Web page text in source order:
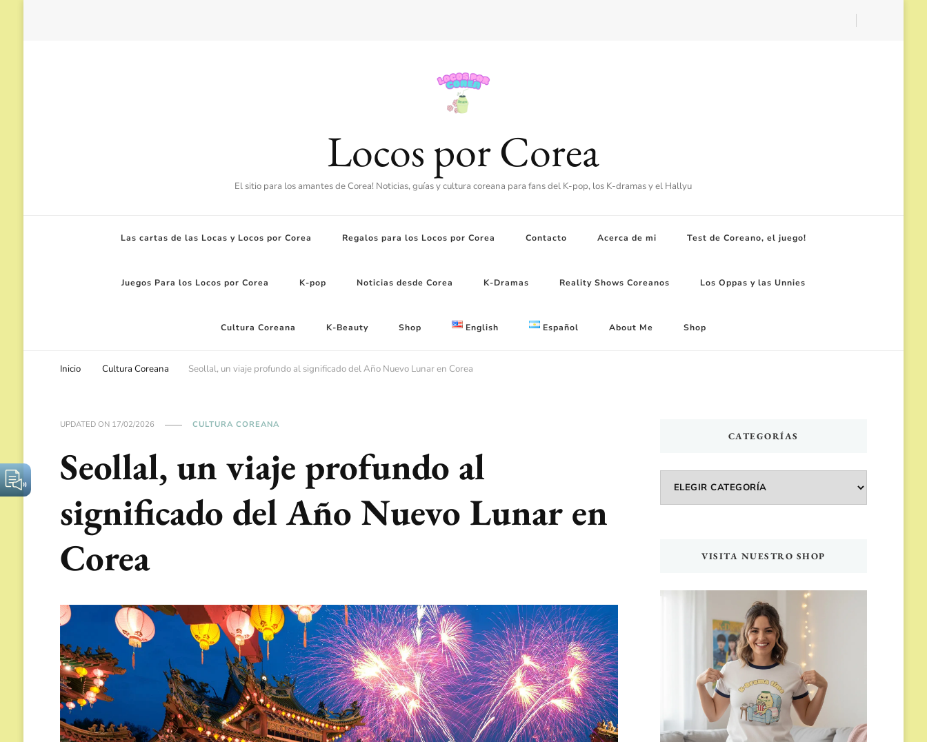
Locos por Corea
El sitio para los amantes de Corea! Noticias, guías y cultura coreana para fans del K-pop, los K-dramas y el Hallyu
Las cartas de las Locas y Locos por Corea Regalos para los Locos por Corea Contacto Acerca de mi Test de Coreano, el juego!
Juegos Para los Locos por Corea K-pop Noticias desde Corea K-Dramas Reality Shows Coreanos Los Oppas y las Unnies
Cultura Coreana K-Beauty Shop English Español About Me Shop
Inicio Cultura Coreana Seollal, un viaje profundo al significado del Año Nuevo Lunar en Corea
UPDATED ON 17/02/2026 CULTURA COREANA
Seollal, un viaje profundo al
significado del Año Nuevo Lunar en
Corea
CATEGORÍAS
Categorías
VISITA NUESTRO SHOP